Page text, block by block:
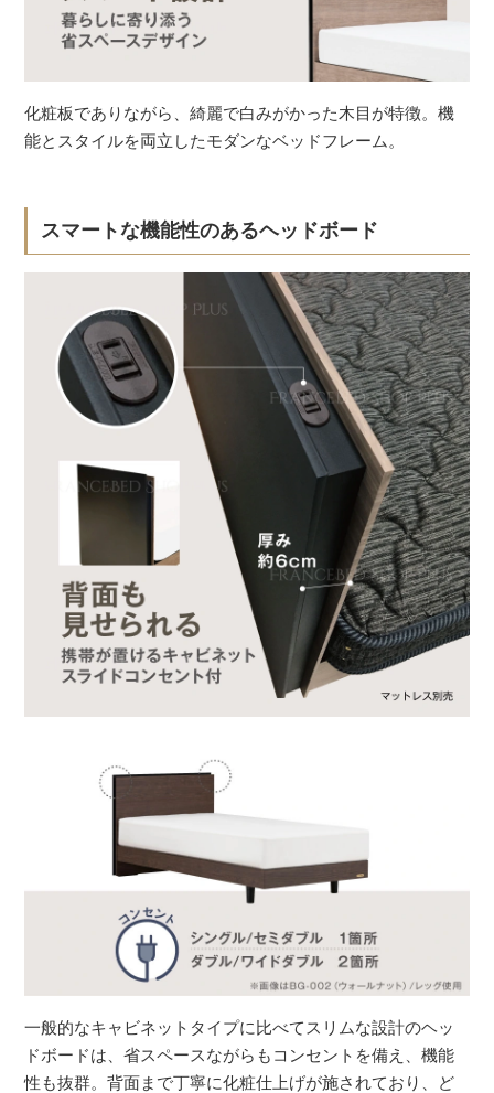
化粧板でありながら、綺麗で白みがかった木目が特徴。機
能とスタイルを両立したモダンなベッドフレーム。
スマートな機能性のあるヘッドボード
一般的なキャビネットタイプに比べてスリムな設計のヘッ
ドボードは、省スペースながらもコンセントを備え、機能
性も抜群。背面まで丁寧に化粧仕上げが施されており、ど